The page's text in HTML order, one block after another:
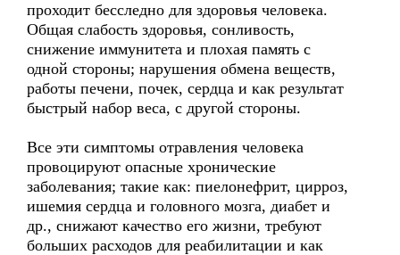
проходит бесследно для здоровья человека.
Общая слабость здоровья, сонливость,
снижение иммунитета и плохая память с
одной стороны; нарушения обмена веществ,
работы печени, почек, сердца и как результат
быстрый набор веса, с другой стороны.
Все эти симптомы отравления человека
провоцируют опасные хронические
заболевания; такие как: пиелонефрит, цирроз,
ишемия сердца и головного мозга, диабет и
др., снижают качество его жизни, требуют
больших расходов для реабилитации и как